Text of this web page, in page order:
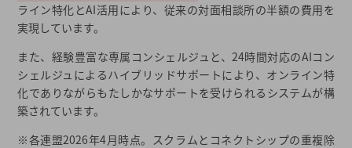
ライン特化とAI活用により、従来の対面相談所の半額の費用を
実現しています。
また、経験豊富な専属コンシェルジュと、24時間対応のAIコン
シェルジュによるハイブリッドサポートにより、オンライン特
化でありながらもたしかなサポートを受けられるシステムが構
築されています。
※各連盟2026年4月時点。スクラムとコネクトシップの重複除